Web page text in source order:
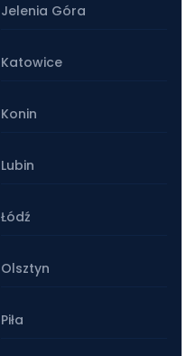
Jelenia Góra
Katowice
Konin
Lubin
Łódź
Olsztyn
Piła